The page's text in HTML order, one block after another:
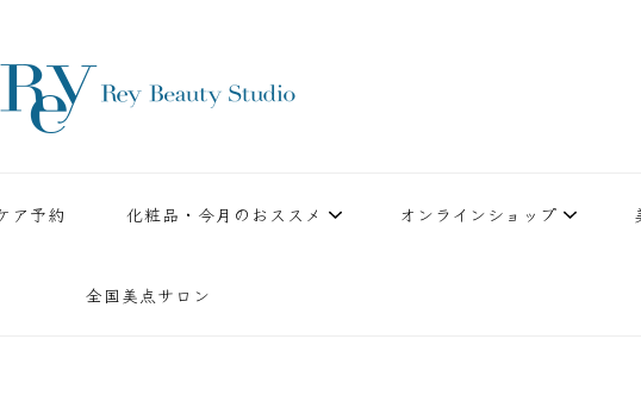
ア予約 化粧品・今月のおススメ オンラインショップ
全国美点サロン